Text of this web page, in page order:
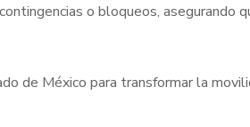
o bloqueos, asegurando
de México para transformar la